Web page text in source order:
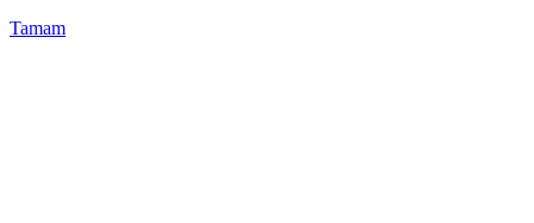
Tamam